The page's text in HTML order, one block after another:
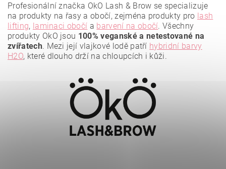
Vložením hodnocení souhlasíte sezásadami ochrany
Profesionální značka OkO Lash & Brow se specializuje
na produkty na řasy a obočí, zejména produkty pro lash
lifting, laminaci obočí a barvení na obočí. Všechny
produkty OkO jsou 100% veganské a netestované na
zvířatech. Mezi její vlajkové lodě patří hybridní barvy
H2O, které dlouho drží na chloupcích i kůži.